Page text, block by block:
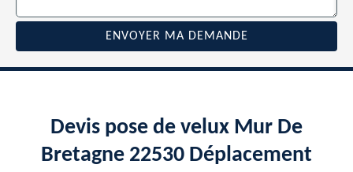
Devis pose de velux Mur De
Bretagne 22530 Déplacement